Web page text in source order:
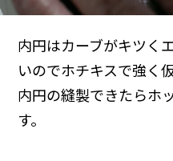
内円はカーブがキツく
いのでホチキスで強く
内円の縫製できたらホ
す。